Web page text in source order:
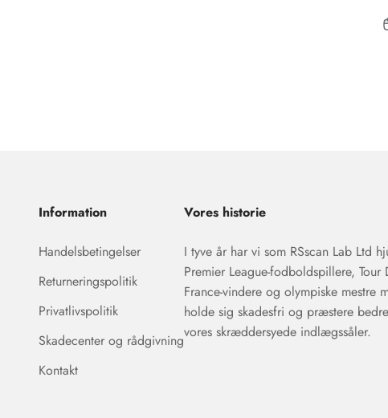
Information
Handelsbetingelser
Returneringspolitik
Privatlivspolitik
Skadecenter og rådgivning
Kontakt
Vores historie
I tyve år har vi som RSscan Lab Ltd
Premier League-fodboldspillere, Tour
France-vindere og olympiske mestre
holde sig skadesfri og præstere
vores skræddersyede indlægssåler.